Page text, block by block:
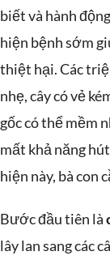
biết và hành
hiện bệnh sớm
thiệt hại. Các
nhẹ, cây có vẻ
gốc có thể mềm
mất khả năng
hiện này, bà con
Bước đầu tiên là
lây lan sang các